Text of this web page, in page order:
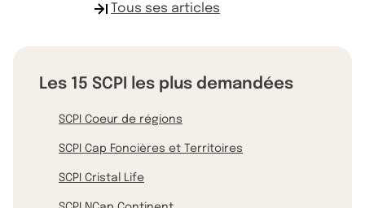
Tous ses articles
Les 15 SCPI les plus demandées
SCPI Coeur de régions
SCPI Cap Foncières et Territoires
SCPI Cristal Life